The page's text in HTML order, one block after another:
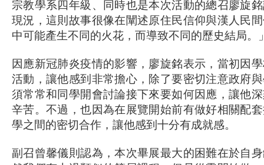
宗教學系四年級、同時也是本次活動的總召廖旋
現況，這則故事很像在闡述原住民信仰與漢人民
中可能產生不同的火花，而導致不同的歷史結局。
因應新冠肺炎疫情的影響，廖旋銘表示，當初因
活動，讓他感到非常擔心，除了要密切注意政府
須常常和同學開會討論接下來要如何因應，讓他
辛苦。不過，也因為在展覽開始前有做好相關配
學之間的密切合作，讓他感到十分有成就感。
副召曾馨儀則認為，本次畢展最大的困難在於自